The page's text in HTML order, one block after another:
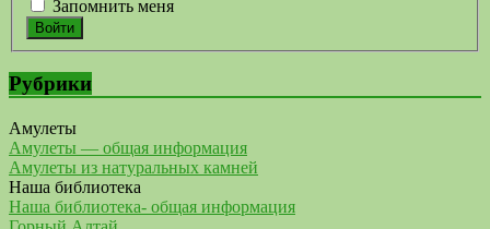
Запомнить меня
Войти
Рубрики
Амулеты
Амулеты — общая информация
Амулеты из натуральных камней
Наша библиотека
Наша библиотека- общая информация